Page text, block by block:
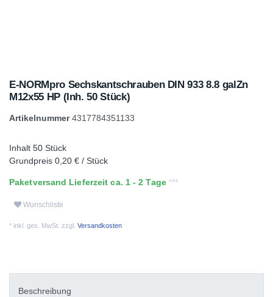
E-NORMpro Sechskantschrauben DIN 933 8.8 galZn
M12x55 HP (Inh. 50 Stück)
Artikelnummer4317784351133
Inhalt 50 Stück
Grundpreis 0,20 € / Stück
Paketversand Lieferzeit ca. 1 - 2 Tage
Wunschliste
* inkl. ges. MwSt. zzgl. Versandkosten
Beschreibung